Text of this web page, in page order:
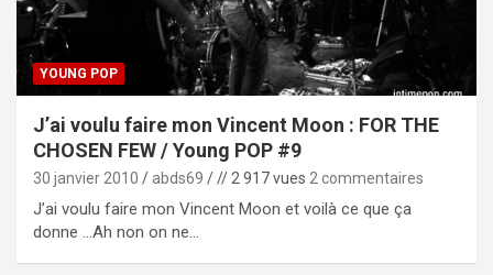
YOUNG POP
J’ai voulu faire mon Vincent Moon : FOR THE
CHOSEN FEW / Young POP #9
30 janvier 2010 abds69 // 2 917 vues 2 commentaires
J’ai voulu faire mon Vincent Moon et voilà ce que ça
donne …Ah non on ne…